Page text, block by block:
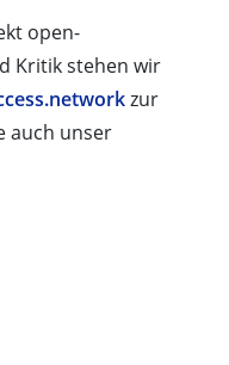
open-
Kritik stehen wir
zur
auch unser